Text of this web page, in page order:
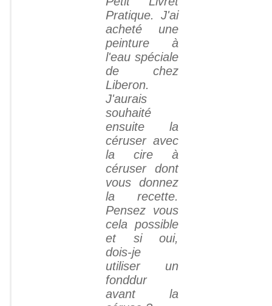
Pratique. J'ai
acheté une
peinture à
l'eau spéciale
de chez
Liberon.
J'aurais
souhaité
ensuite la
céruser avec
la cire à
céruser dont
vous donnez
la recette.
Pensez vous
cela possible
et si oui,
dois-je
utiliser un
fonddur
avant la